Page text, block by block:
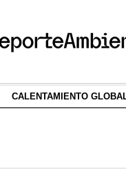
CALENTAMIENTO